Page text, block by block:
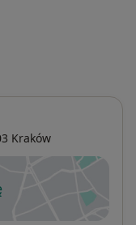
Kraków
w nowej karcie